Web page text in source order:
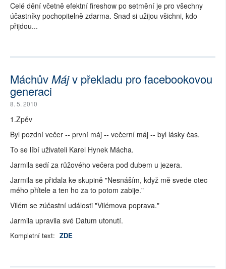
Celé dění včetně efektní fireshow po setmění je pro všechny
účastníky pochopitelně zdarma. Snad si užijou všichni, kdo
přijdou...
MáchůvMájv překladu pro facebookovou
generaci
8. 5. 2010
1.Zpěv
Byl pozdní večer -- první máj -- večerní máj -- byl lásky čas.
To se líbí uživateli Karel Hynek Mácha.
Jarmila sedí za růžového večera pod dubem u jezera.
Jarmila se přidala ke skupině "Nesnáším, když mě svede otec
mého přítele a ten ho za to potom zabije."
Vilém se zúčastní události "Vilémova poprava."
Jarmila upravila své Datum utonutí.
Kompletní text: ZDE